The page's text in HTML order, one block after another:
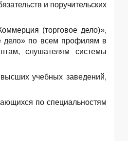
и поручительских
(торговое дело)»,
дело» по всем профилям в
слушателям системы
учебных заведений,
по специальностям